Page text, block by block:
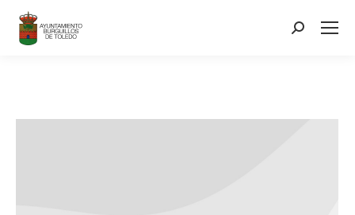
contenido
Search: